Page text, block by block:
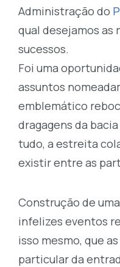
Administração do
qual desejamos as
sucessos.
Foi uma
assuntos
emblemático
dragagens da
tudo, a estreita
existir entre as
Construção de
infelizes eventos
isso mesmo, que
particular da